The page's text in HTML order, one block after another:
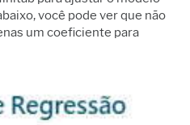
você pode ver que não
um coeficiente para